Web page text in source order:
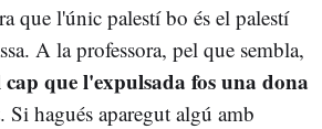
que l'únic palestí bo és el palestí
A la professora, pel que sembla,
que l'expulsada fos una dona
. Si hagués aparegut algú amb